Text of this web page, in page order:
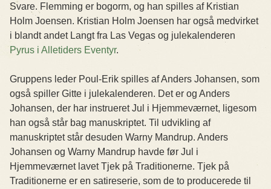
Svare. Flemming er bogorm, og han spilles af Kristian
Holm Joensen. Kristian Holm Joensen har også medvirket
i blandt andet Langt fra Las Vegas og julekalenderen
Pyrus i Alletiders Eventyr.
Gruppens leder Poul-Erik spilles af Anders Johansen, som
også spiller Gitte i julekalenderen. Det er og Anders
Johansen, der har instrueret Jul i Hjemmeværnet, ligesom
han også står bag manuskriptet. Til udvikling af
manuskriptet står desuden Warny Mandrup. Anders
Johansen og Warny Mandrup havde før Jul i
Hjemmeværnet lavet Tjek på Traditionerne. Tjek på
Traditionerne er en satireserie, som de to producerede til